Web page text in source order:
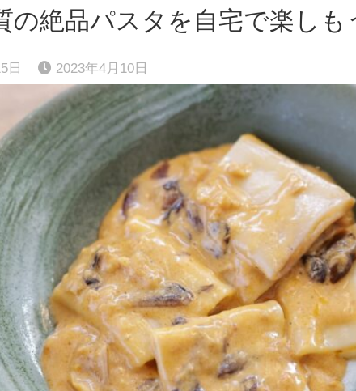
の絶品パスタを自宅で楽しも
日 2023年4月10日